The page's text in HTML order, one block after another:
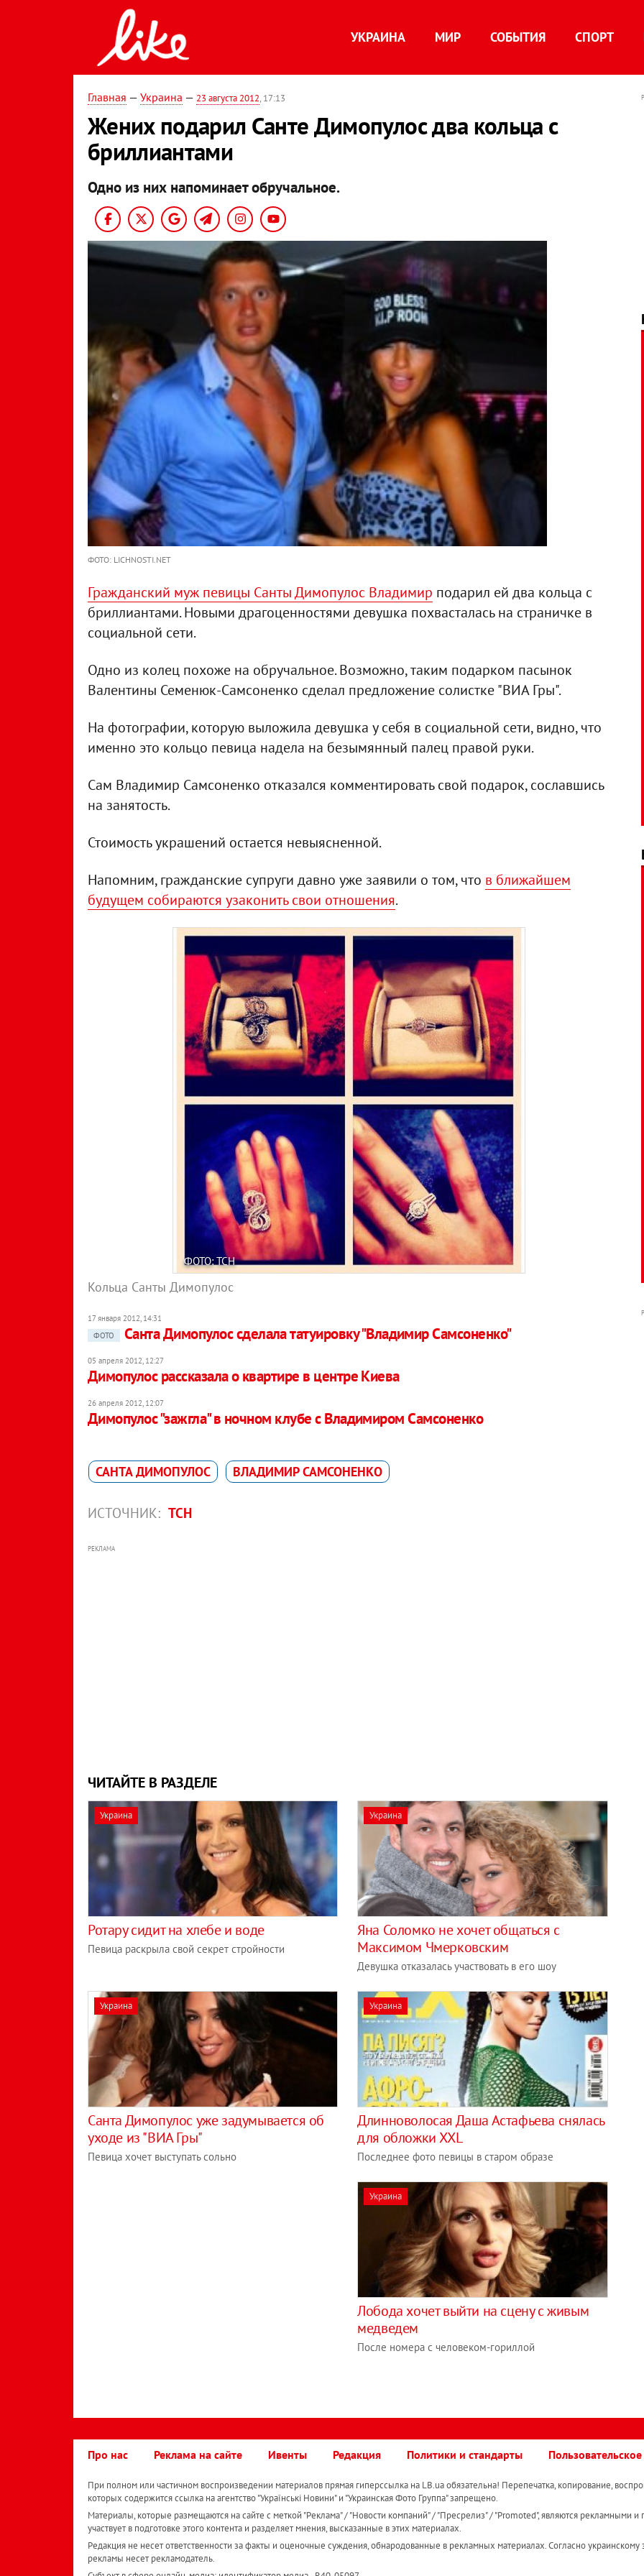
УКРАИНА МИР СОБЫТИЯ СПОРТ
Главная — Украина — 23 августа 2012, 17:13
Жених подарил Санте Димопулос два кольца с
бриллиантами
Одно из них напоминает обручальное.
ФОТО: LICHNOSTI.NET
Гражданский муж певицы Санты Димопулос Владимир подарил ей два кольца с
бриллиантами. Новыми драгоценностями девушка похвасталась на страничке в
социальной сети.
Одно из колец похоже на обручальное. Возможно, таким подарком пасынок
Валентины Семенюк-Самсоненко сделал предложение солистке "ВИА Гры".
На фотографии, которую выложила девушка у себя в социальной сети, видно, что
именно это кольцо певица надела на безымянный палец правой руки.
Сам Владимир Самсоненко отказался комментировать свой подарок, сославшись
на занятость.
Стоимость украшений остается невыясненной.
Напомним, гражданские супруги давно уже заявили о том, что в ближайшем
будущем собираются узаконить свои отношения.
ФОТО: ТСН
Кольца Санты Димопулос
17 января 2012, 14:31
ФОТО
Санта Димопулос сделала татуировку "Владимир Самсоненко"
05 апреля 2012, 12:27
Димопулос рассказала о квартире в центре Киева
26 апреля 2012, 12:07
Димопулос "зажгла" в ночном клубе с Владимиром Самсоненко
САНТА ДИМОПУЛОС ВЛАДИМИР САМСОНЕНКО
ИСТОЧНИК: ТСН
РЕКЛАМА
ЧИТАЙТЕ В РАЗДЕЛЕ
Украина
Ротару сидит на хлебе и воде
Певица раскрыла свой секрет стройности
Украина
Яна Соломко не хочет общаться с
Максимом Чмерковским
Девушка отказалась участвовать в его шоу
Украина
Санта Димопулос уже задумывается об
уходе из "ВИА Гры"
Певица хочет выступать сольно
Украина
Длинноволосая Даша Астафьева снялась
для обложки XXL
Последнее фото певицы в старом образе
Украина
Лобода хочет выйти на сцену с живым
медведем
После номера с человеком-гориллой
Про нас Реклама на сайте Ивенты Редакция Политики и стандарты
При полном или частичном воспроизведении материалов прямая гиперссылка на LB.ua обязательна! Перепечатка, копирование,
которых содержится ссылка на агентство "Українськi Новини" и "Украинская Фото Группа" запрещено.
Материалы, которые размещаются на сайте с меткой "Реклама" / "Новости компаний" / "Пресрелиз" / "Promoted", являются рекламными и
участвует в подготовке этого контента и разделяет мнения, высказанные в этих материалах.
Редакция не несет ответственности за факты и оценочные суждения, обнародованные в рекламных материалах. Согласно украинскому
рекламы несет рекламодатель.